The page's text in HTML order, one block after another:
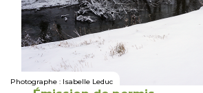
Photographe : Isabelle Leduc